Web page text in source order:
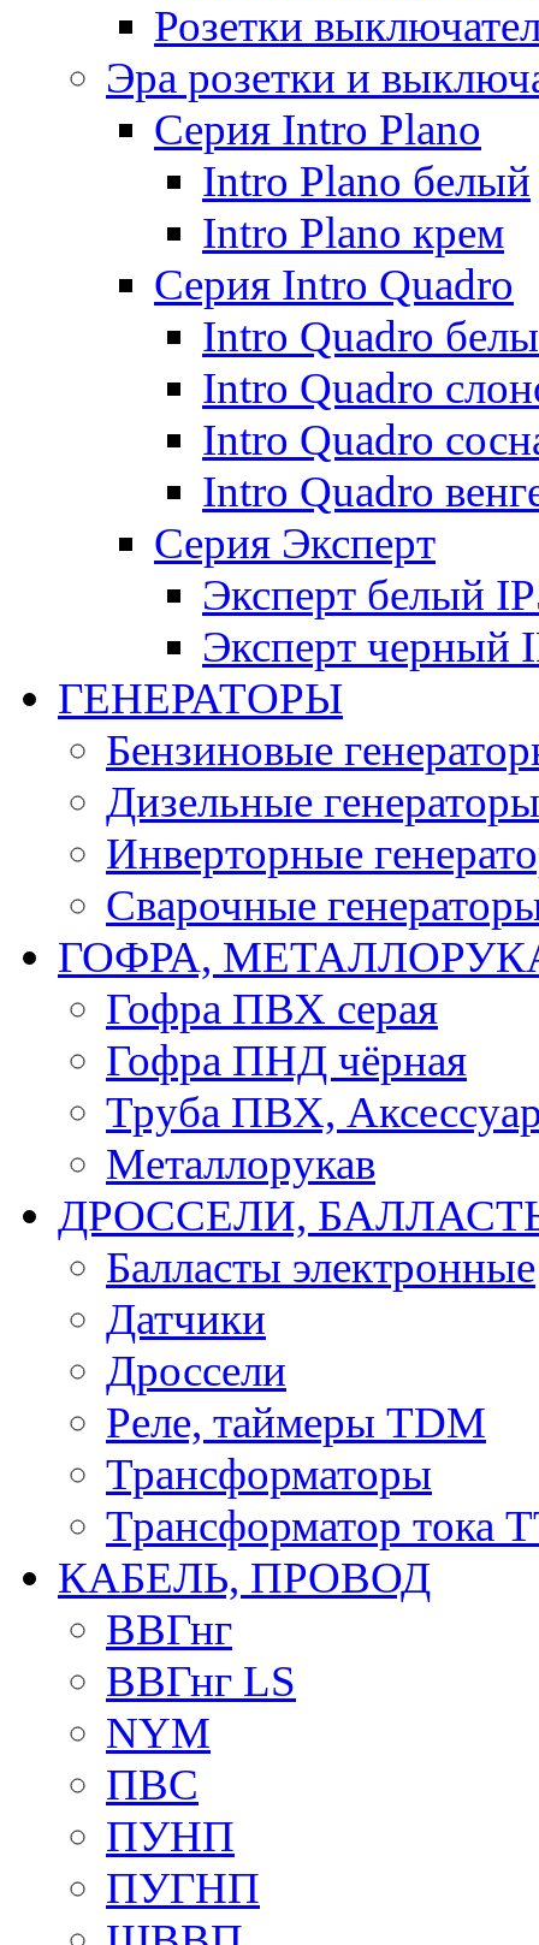
Розетки
Эра розетки и
Серия Intro Plano
Intro Plano белый
Intro Plano крем
Серия Intro Quadro
Intro Quadro
Intro Quadro
Intro Quadro
Intro Quadro
Серия Эксперт
Эксперт белый
Эксперт черный
ГЕНЕРАТОРЫ
Бензиновые
Дизельные генераторы
Инверторные
Сварочные
ГОФРА,
Гофра ПВХ серая
Гофра ПНД чёрная
Труба ПВХ,
Металлорукав
ДРОССЕЛИ,
Балласты электронные
Датчики
Дроссели
Реле, таймеры TDM
Трансформаторы
Трансформатор тока
КАБЕЛЬ, ПРОВОД
ВВГнг
ВВГнг LS
NYM
ПВС
ПУНП
ПУГНП